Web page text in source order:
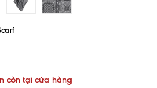
còn tại cửa hàng